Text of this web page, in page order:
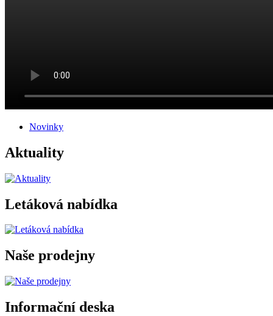
Novinky
Aktuality
Letáková nabídka
Naše prodejny
Informační deska